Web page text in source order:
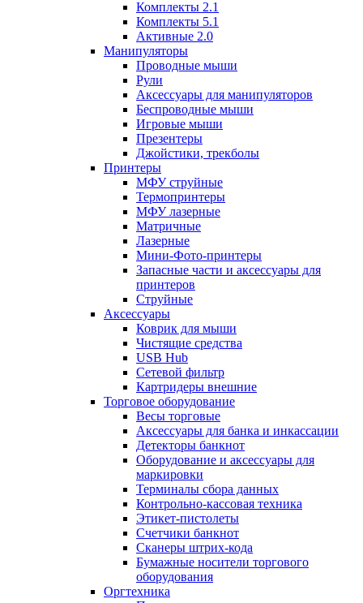
Комплекты 2.1
Комплекты 5.1
Активные 2.0
Манипуляторы
Проводные мыши
Рули
Аксессуары для манипуляторов
Беспроводные мыши
Игровые мыши
Презентеры
Джойстики, трекболы
Принтеры
МФУ струйные
Термопринтеры
МФУ лазерные
Матричные
Лазерные
Мини-Фото-принтеры
Запасные части и аксессуары для
принтеров
Струйные
Аксессуары
Коврик для мыши
Чистящие средства
USB Hub
Сетевой фильтр
Картридеры внешние
Торговое оборудование
Весы торговые
Аксессуары для банка и инкассации
Детекторы банкнот
Оборудование и аксессуары для
маркировки
Терминалы сбора данных
Контрольно-кассовая техника
Этикет-пистолеты
Счетчики банкнот
Сканеры штрих-кода
Бумажные носители торгового
оборудования
Оргтехника